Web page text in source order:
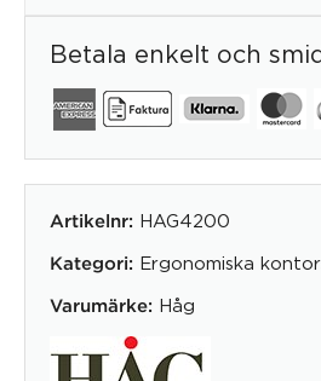
Betala enkelt och
Artikelnr: HAG4200
Kategori: Ergonomiska
Varumärke: Håg